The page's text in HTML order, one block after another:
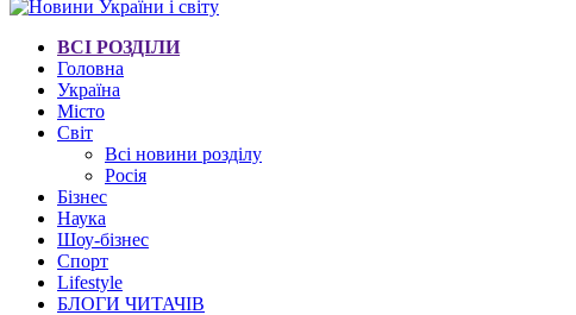
ВСІ РОЗДІЛИ
Головна
Україна
Місто
Світ
Всі новини розділу
Росія
Бізнес
Наука
Шоу-бізнес
Спорт
Lifestyle
БЛОГИ ЧИТАЧІВ